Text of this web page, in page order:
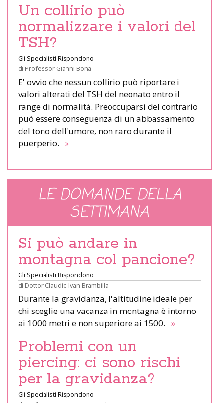
Un collirio può
normalizzare i valori del
TSH?
Gli Specialisti Rispondono
di Professor Gianni Bona
E' ovvio che nessun collirio può riportare i
valori alterati del TSH del neonato entro il
range di normalità. Preoccuparsi del contrario
può essere conseguenza di un abbassamento
del tono dell'umore, non raro durante il
puerperio. »
LE DOMANDE DELLA
SETTIMANA
Si può andare in
montagna col pancione?
Gli Specialisti Rispondono
di Dottor Claudio Ivan Brambilla
Durante la gravidanza, l'altitudine ideale per
chi sceglie una vacanza in montagna è intorno
ai 1000 metri e non superiore ai 1500. »
Problemi con un
piercing: ci sono rischi
per la gravidanza?
Gli Specialisti Rispondono